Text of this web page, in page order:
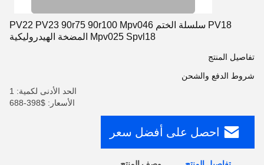
PV18 سلسلة الختم PV22 PV23 90r75 90r100 Mpv046
Mpv025 Spvl18 المضخة الهيدروليكية
تفاصيل المنتج
شروط الدفع والشحن
الحد الأدنى لكمية: 1
الأسعار: $398-688
احصل على أفضل سعر